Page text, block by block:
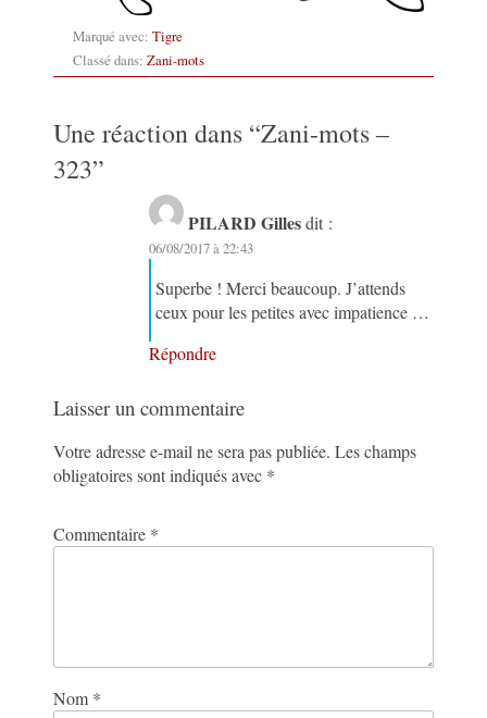
Marqué avec: Tigre
Classé dans: Zani-mots
Une réaction dans “Zani-mots –
323”
PILARD Gilles dit :
06/08/2017 à 22:43
Superbe ! Merci beaucoup. J’attends
ceux pour les petites avec impatience …
Répondre
Laisser un commentaire
Votre adresse e-mail ne sera pas publiée. Les champs
obligatoires sont indiqués avec *
Commentaire *
Nom *